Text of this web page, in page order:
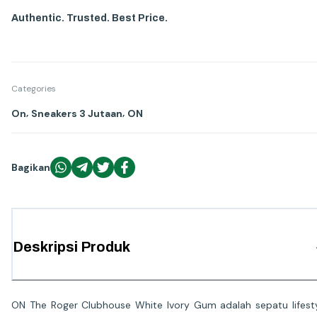
Authentic. Trusted. Best Price.
Categories
On, Sneakers 3 Jutaan, ON
Bagikan
Deskripsi Produk
ON The Roger Clubhouse White Ivory Gum adalah sepatu